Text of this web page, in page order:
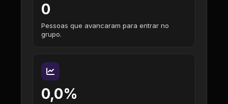
0
Pessoas que avancaram para entrar no
grupo.
0,0%